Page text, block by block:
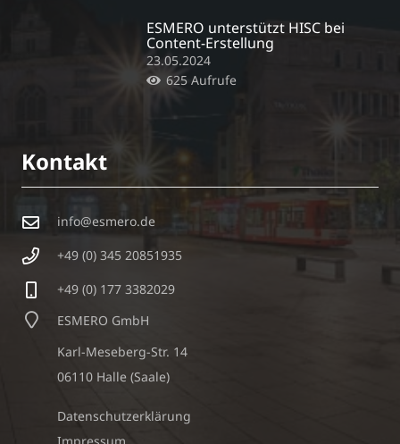
ESMERO unterstützt HISC bei
Content-Erstellung
23.05.2024
625Aufrufe
Kontakt
info@esmero.de
+49 (0) 345 20851935
+49 (0) 177 3382029
ESMERO GmbH
Karl-Meseberg-Str. 14
06110 Halle (Saale)
Datenschutzerklärung